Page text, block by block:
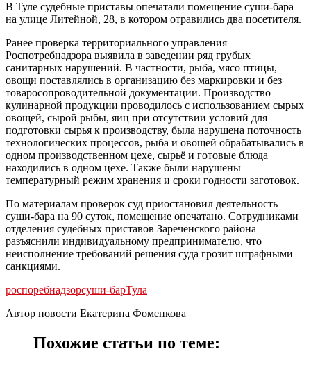
В Туле судебные приставы опечатали помещение суши-бара
на улице Литейной, 28, в котором отравились два посетителя.
Ранее проверка территориального управления
Роспотребнадзора выявила в заведении ряд грубых
санитарных нарушений. В частности, рыба, мясо птицы,
овощи поставлялись в организацию без маркировки и без
товаросопроводительной документации. Производство
кулинарной продукции проводилось с использованием сырых
овощей, сырой рыбы, яиц при отсутствии условий для
подготовки сырья к производству, была нарушена поточность
технологических процессов, рыба и овощей обрабатывались в
одном производственном цехе, сырьё и готовые блюда
находились в одном цехе. Также были нарушены
температурный режим хранения и сроки годности заготовок.
По материалам проверок суд приостановил деятельность
суши-бара на 90 суток, помещение опечатано. Сотрудниками
отделения судебных приставов Зареченского района
разъяснили индивидуальному предпринимателю, что
неисполнение требований решения суда грозит штрафными
санкциями.
роспоребнадзорсуши-барТула
Автор новости Екатерина Фоменкова
Похожие статьи по теме: